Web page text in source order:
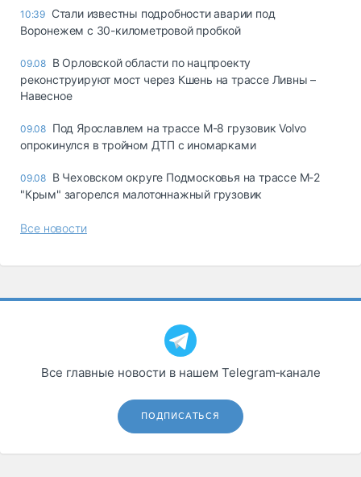
10:39 Стали известны подробности аварии под
Воронежем с 30-километровой пробкой
09.08 В Орловской области по нацпроекту
реконструируют мост через Кшень на трассе Ливны –
Навесное
09.08 Под Ярославлем на трассе М-8 грузовик Volvo
опрокинулся в тройном ДТП с иномарками
09.08 В Чеховском округе Подмосковья на трассе М-2
"Крым" загорелся малотоннажный грузовик
Все новости
Все главные новости в нашем Telegram‑канале
ПОДПИСАТЬСЯ